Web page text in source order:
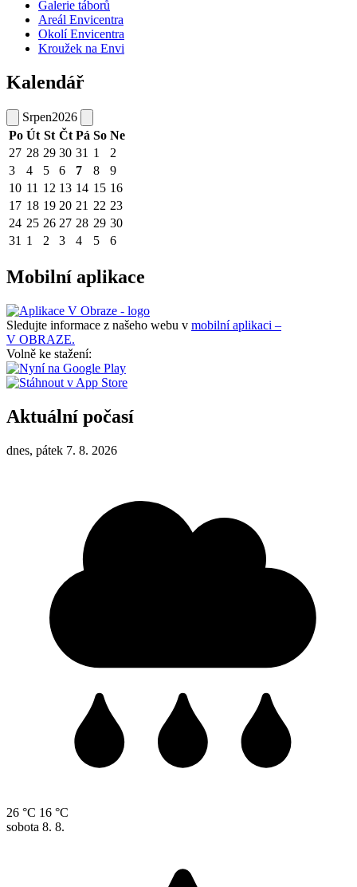
Galerie táborů
Areál Envicentra
Okolí Envicentra
Kroužek na Envi
Kalendář
Srpen2026
Po Út St Čt Pá So Ne
27 28 29 30 31 1
2
3
4 5 6 7 8
9
10 11 12 13 14 15 16
17 18 19 20 21 22 23
24 25 26 27 28 29 30
31 1 2 3 4 5 6
Mobilní aplikace
Sledujte informace z našeho webu v mobilní aplikaci –
V OBRAZE.
Volně ke stažení:
Aktuální počasí
dnes, pátek 7. 8. 2026
26 °C 16 °C
sobota 8. 8.